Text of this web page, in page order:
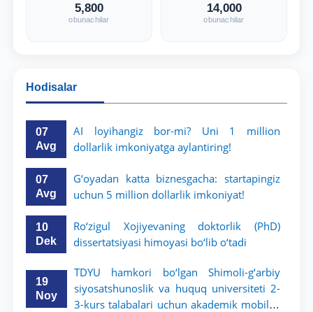
5,800
obunachilar
14,000
obunachilar
Hodisalar
07
Avg
AI loyihangiz bor-mi? Uni 1 million
dollarlik imkoniyatga aylantiring!
07
Avg
G‘oyadan katta biznesgacha: startapingiz
uchun 5 million dollarlik imkoniyat!
10
Dek
Ro‘zigul Xojiyevaning doktorlik (PhD)
dissertatsiyasi himoyasi bo‘lib o‘tadi
19
Noy
TDYU hamkori bo‘lgan Shimoli-g‘arbiy
siyosatshunoslik va huquq universiteti 2-
3-kurs talabalari uchun akademik mobillik